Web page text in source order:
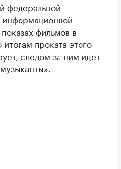
федеральной
информационной
фильмов в
проката этого
следом за ним идет